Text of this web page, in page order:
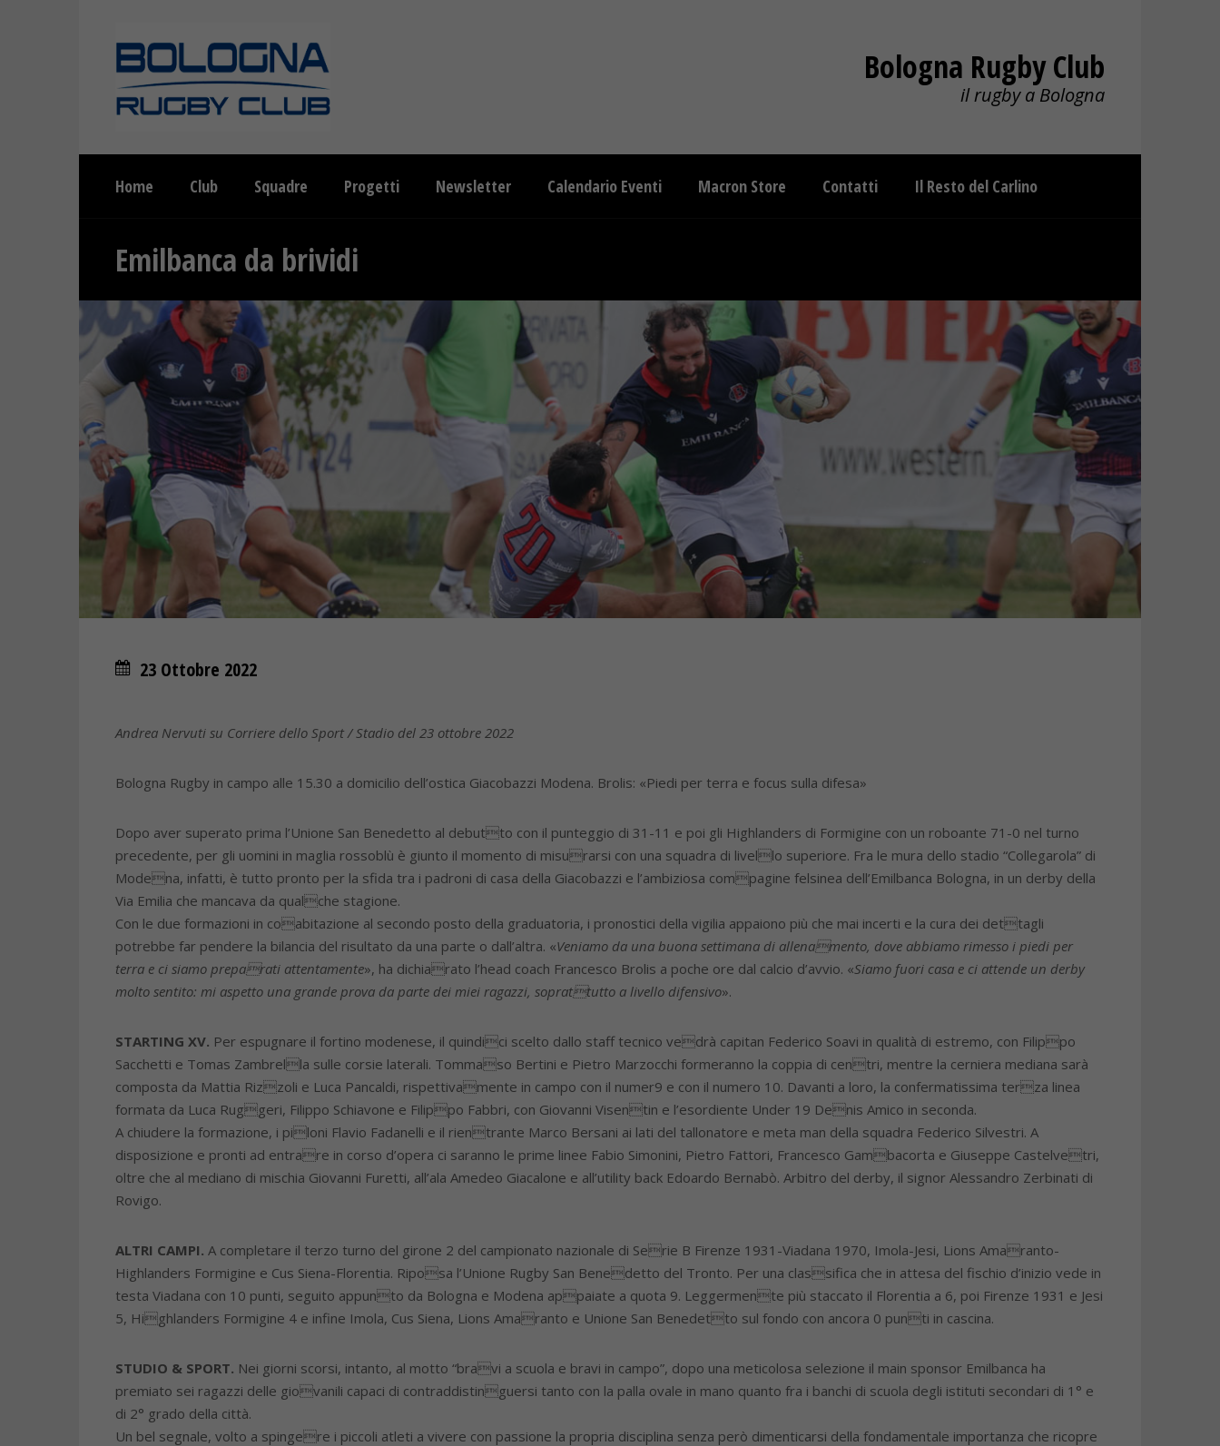
Bologna Rugby Club
il rugby a Bologna
Home Club Squadre Progetti Newsletter Calendario Eventi Macron Store Contatti Il Resto del Carlino
Emilbanca da brividi
23 Ottobre 2022
Andrea Nervuti su Corriere dello Sport / Stadio del 23 ottobre 2022
Bologna Rugby in campo alle 15.30 a domicilio dell’ostica Giacobazzi Modena. Brolis: «Piedi per terra e focus sulla difesa»
Dopo aver superato prima l’Unione San Benedetto al debutto con il punteggio di 31-11 e poi gli Highlanders di Formigine con un roboante 71-0 nel turno
precedente, per gli uomini in maglia rossoblù è giunto il momento di misurarsi con una squadra di livello superiore. Fra le mura dello stadio “Collegarola” di
Modena, infatti, è tutto pronto per la sfida tra i padroni di casa della Giacobazzi e l’ambiziosa compagine felsinea dell’Emilbanca Bologna, in un derby della
Via Emilia che mancava da qualche stagione.
Con le due formazioni in coabitazione al secondo posto della graduatoria, i pronostici della vigilia appaiono più che mai incerti e la cura dei dettagli
potrebbe far pendere la bilancia del risultato da una parte o dall’altra. «Veniamo da una buona settimana di allenamento, dove abbiamo rimesso i piedi per
terra e ci siamo preparati attentamente», ha dichiarato l’head coach Francesco Brolis a poche ore dal calcio d’avvio. «Siamo fuori casa e ci attende un derby
molto sentito: mi aspetto una grande prova da parte dei miei ragazzi, soprattutto a livello difensivo».
STARTING XV. Per espugnare il fortino modenese, il quindici scelto dallo staff tecnico vedrà capitan Federico Soavi in qualità di estremo, con Filippo
Sacchetti e Tomas Zambrella sulle corsie laterali. Tommaso Bertini e Pietro Marzocchi formeranno la coppia di centri, mentre la cerniera mediana sarà
composta da Mattia Rizzoli e Luca Pancaldi, rispettivamente in campo con il numer9 e con il numero 10. Davanti a loro, la confermatissima terza linea
formata da Luca Ruggeri, Filippo Schiavone e Filippo Fabbri, con Giovanni Visentin e l’esordiente Under 19 Denis Amico in seconda.
A chiudere la formazione, i piloni Flavio Fadanelli e il rientrante Marco Bersani ai lati del tallonatore e meta man della squadra Federico Silvestri. A
disposizione e pronti ad entrare in corso d’opera ci saranno le prime linee Fabio Simonini, Pietro Fattori, Francesco Gambacorta e Giuseppe Castelvetri,
oltre che al mediano di mischia Giovanni Furetti, all’ala Amedeo Giacalone e all’utility back Edoardo Bernabò. Arbitro del derby, il signor Alessandro Zerbinati di
Rovigo.
ALTRI CAMPI. A completare il terzo turno del girone 2 del campionato nazionale di Serie B Firenze 1931-Viadana 1970, Imola-Jesi, Lions Amaranto-
Highlanders Formigine e Cus Siena-Florentia. Riposa l’Unione Rugby San Benedetto del Tronto. Per una classifica che in attesa del fischio d’inizio vede in
testa Viadana con 10 punti, seguito appunto da Bologna e Modena appaiate a quota 9. Leggermente più staccato il Florentia a 6, poi Firenze 1931 e Jesi
5, Highlanders Formigine 4 e infine Imola, Cus Siena, Lions Amaranto e Unione San Benedetto sul fondo con ancora 0 punti in cascina.
STUDIO & SPORT. Nei giorni scorsi, intanto, al motto “bravi a scuola e bravi in campo”, dopo una meticolosa selezione il main sponsor Emilbanca ha
premiato sei ragazzi delle giovanili capaci di contraddistinguersi tanto con la palla ovale in mano quanto fra i banchi di scuola degli istituti secondari di 1° e
di 2° grado della città.
Un bel segnale, volto a spingere i piccoli atleti a vivere con passione la propria disciplina senza però dimenticarsi della fondamentale importanza che ricopre